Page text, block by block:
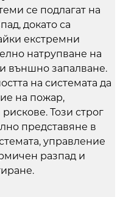
се подлагат на
докато са
екстремни
натрупване на
външно запалване.
на системата да
на пожар,
Този строг
представяне в
управление
разпад и